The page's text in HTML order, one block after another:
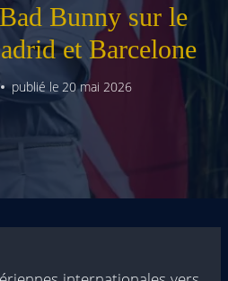
Bunny sur le
et Barcelone
publié le 20 mai 2026